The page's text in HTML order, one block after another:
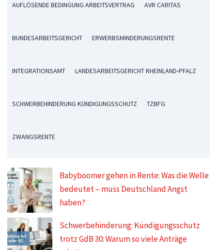
AUFLÖSENDE BEDINGUNG ARBEITSVERTRAG AVR CARITAS
BUNDESARBEITSGERICHT ERWERBSMINDERUNGSRENTE
INTEGRATIONSAMT LANDESARBEITSGERICHT RHEINLAND-PFALZ
SCHWERBEHINDERUNG KÜNDIGUNGSSCHUTZ TZBFG
ZWANGSRENTE
Babyboomer gehen in Rente: Was die Welle
bedeutet – muss Deutschland Angst
haben?
Schwerbehinderung: Kündigungsschutz
trotz GdB 30: Warum so viele Anträge